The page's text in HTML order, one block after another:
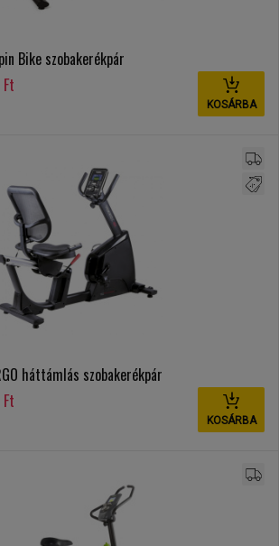
Bike szobakerékpár
KOSÁRBA
háttámlás szobakerékpár
KOSÁRBA